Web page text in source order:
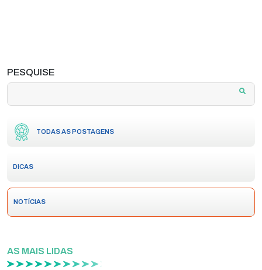
PESQUISE
TODAS AS POSTAGENS
DICAS
NOTÍCIAS
AS MAIS LIDAS